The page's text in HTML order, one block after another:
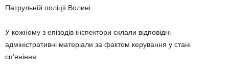
Патрульній поліції Волині.
У кожному з епізодів інспектори склали відповідні
адміністративні матеріали за фактом керування у стані
сп’яніння.